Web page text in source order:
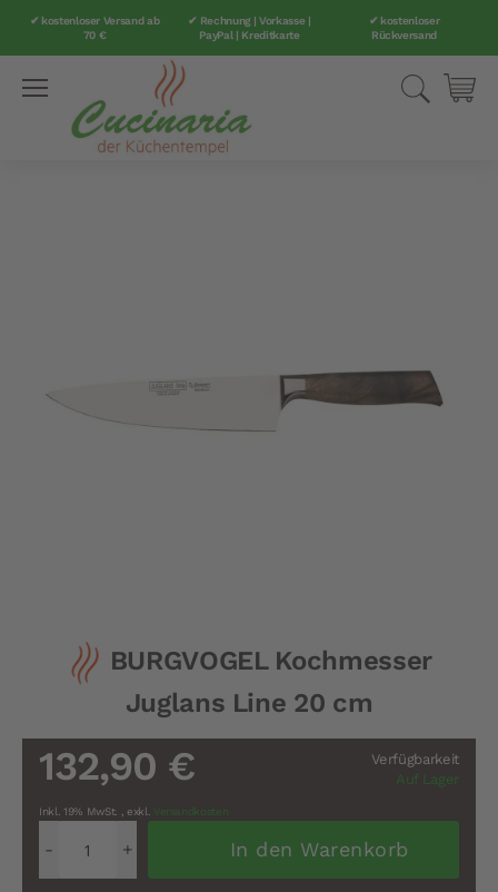
✔ kostenloser Versand ab
70 €
✔ Rechnung | Vorkasse |
PayPal | Kreditkarte
✔ kostenloser
Rückversand
Suche
BURGVOGEL Kochmesser
Juglans Line 20 cm
Verfügbarkeit
Auf Lager
132,90 €
Inkl. 19% MwSt. , exkl. Versandkosten
In den Warenkorb